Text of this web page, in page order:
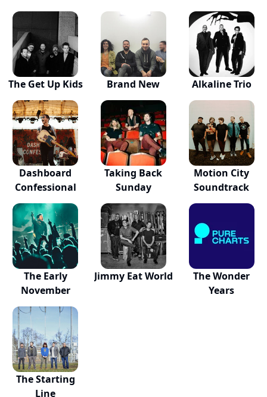
The Get Up Kids Brand New Alkaline Trio
Dashboard
Confessional
Taking Back
Sunday
Motion City
Soundtrack
The Early
November
Jimmy Eat World
The Wonder
Years
The Starting
Line